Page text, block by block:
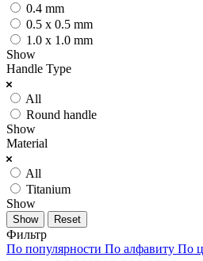
0.4 mm
0.5 x 0.5 mm
1.0 x 1.0 mm
Show
Handle Type
All
Round handle
Show
Material
All
Titanium
Show
Reset
Фильтр
По популярности По алфавиту По